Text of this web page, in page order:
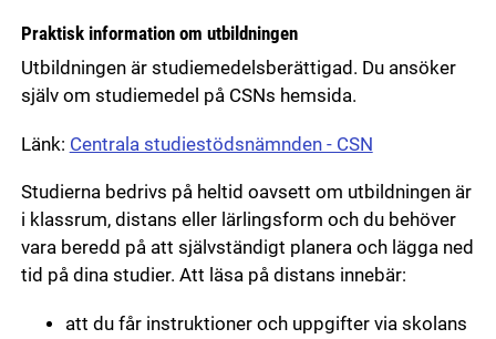
Praktisk information om utbildningen
Utbildningen är studiemedelsberättigad. Du ansöker
själv om studiemedel på CSNs hemsida.
Länk: Centrala studiestödsnämnden - CSN
Studierna bedrivs på heltid oavsett om utbildningen är
i klassrum, distans eller lärlingsform och du behöver
vara beredd på att självständigt planera och lägga ned
tid på dina studier. Att läsa på distans innebär:
att du får instruktioner och uppgifter via skolans